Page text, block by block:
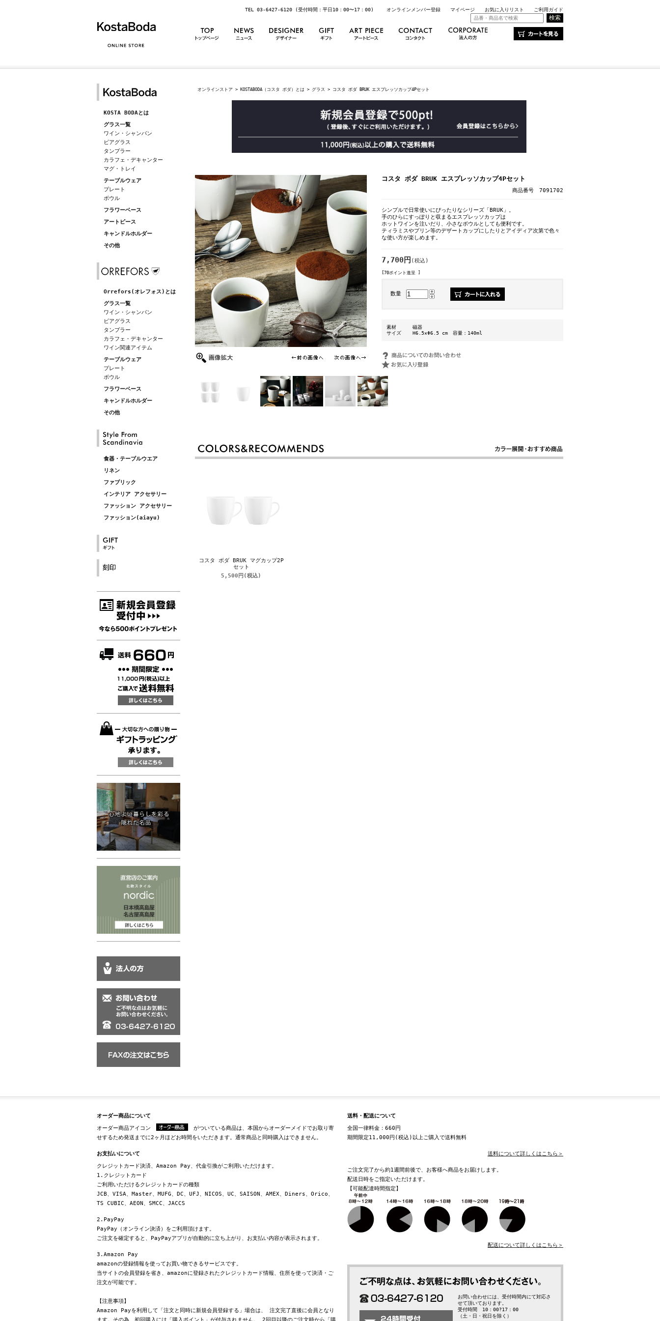
TEL 03-6427-6120 (受付時間：平日10：00〜17：00) オンラインメンバー登録 マイページ お気に入りリスト ご利用ガイド
KOSTA BODAとは
グラス一覧
ワイン・シャンパン
ビアグラス
タンブラー
カラフェ・デキャンター
マグ・トレイ
テーブルウェア
プレート
ボウル
フラワーベース
アートピース
キャンドルホルダー
その他
Orrefors(オレフォス)とは
グラス一覧
ワイン・シャンパン
ビアグラス
タンブラー
カラフェ・デキャンター
ワイン関連アイテム
テーブルウェア
プレート
ボウル
フラワーベース
キャンドルホルダー
その他
食器・テーブルウエア
リネン
ファブリック
インテリア アクセサリー
ファッション アクセサリー
ファッション(aiayu)
オンラインストア > KOSTABODA（コスタ ボダ）とは > グラス > コスタ ボダ BRUK エスプレッソカップ4Pセット
コスタ ボダ BRUK エスプレッソカップ4Pセット
商品番号 7091702
シンプルで日常使いにぴったりなシリーズ「BRUK」。
手のひらにすっぽりと収まるエスプレッソカップは
ホットワインを注いだり、小さなボウルとしても便利です。
ティラミスやプリン等のデザートカップにしたりとアイディア次第で色々
な使い方が楽しめます。
7,700円 (税込)
[70ポイント進呈 ]
数量
素材
磁器
サイズ
H6.5×Φ6.5 cm 容量：140ml
コスタ ボダ BRUK マグカップ2P
セット
5,500円 (税込)
オーダー商品について
オーダー商品アイコン
がついている商品は、本国からオーダーメイドでお取り寄
せするため発送までに2ヶ月ほどお時間をいただきます。通常商品と同時購入はできません。
お支払いについて
クレジットカード決済、Amazon Pay、代金引換がご利用いただけます。
1.クレジットカード
ご利用いただけるクレジットカードの種類
JCB、VISA、Master、MUFG、DC、UFJ、NICOS、UC、SAISON、AMEX、Diners、Orico、
TS CUBIC、AEON、SMCC、JACCS
2.PayPay
PayPay（オンライン決済）をご利用頂けます。
ご注文を確定すると、PayPayアプリが自動的に立ち上がり、お支払い内容が表示されます。
3.Amazon Pay
amazonの登録情報を使ってお買い物できるサービスです。
当サイトの会員登録を省き、amazonに登録されたクレジットカード情報、住所を使って決済・ご
注文が可能です。
【注意事項】
Amazon Payを利用して「注文と同時に新規会員登録する」場合は、 注文完了直後に会員となり
送料・配送について
全国一律料金：660円
期間限定11,000円(税込)以上ご購入で送料無料
送料について詳しくはこちら＞
ご注文完了から約1週間前後で、お客様へ商品をお届けします。
配送日時をご指定いただけます。
【可能配達時間指定】
配送について詳しくはこちら＞
お問い合わせには、受付時間内にて対応さ
せて頂いております。
受付時間 10：00?17：00
（土・日・祝日を除く）